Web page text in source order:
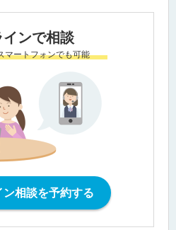
インで相談
マートフォンでも可能
ン相談を予約する